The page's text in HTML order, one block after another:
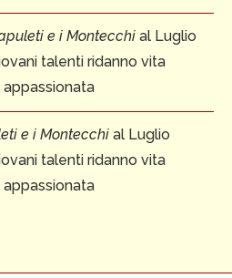
e i Montecchi al Luglio
talenti ridanno vita
appassionata
e i Montecchi al Luglio
talenti ridanno vita
appassionata